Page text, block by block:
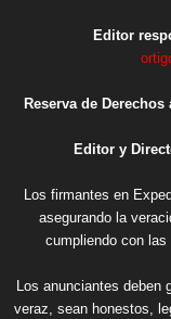
Editor
Reserva de
Editor y
Los firmantes en
asegurando la
cumpliendo con
Los anunciantes deben
veraz, sean honestos,